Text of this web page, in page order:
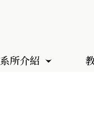
系所介紹